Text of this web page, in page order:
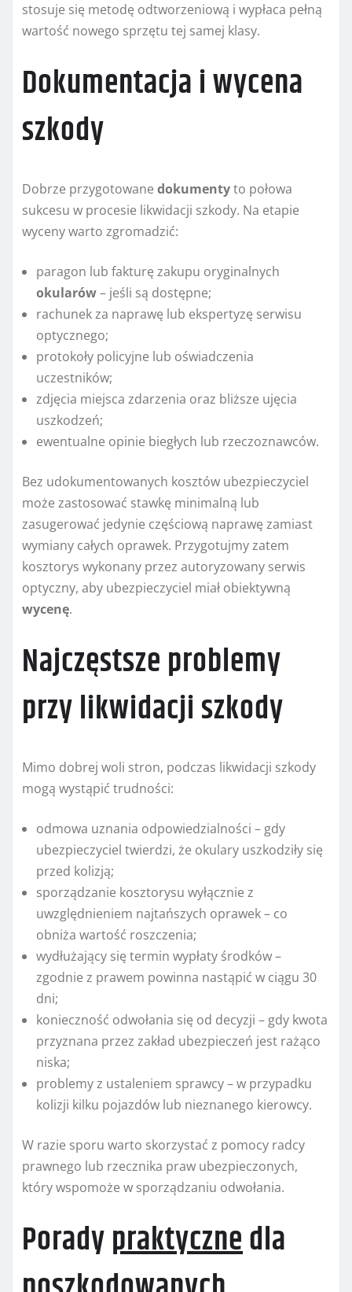
stosuje się metodę odtworzeniową i wypłaca pełną
wartość nowego sprzętu tej samej klasy.
Dokumentacja i wycena
szkody
Dobrze przygotowane dokumentyto połowa
sukcesu w procesie likwidacji szkody. Na etapie
wyceny warto zgromadzić:
paragon lub fakturę zakupu oryginalnych
okularów– jeśli są dostępne;
rachunek za naprawę lub ekspertyzę serwisu
optycznego;
protokoły policyjne lub oświadczenia
uczestników;
zdjęcia miejsca zdarzenia oraz bliższe ujęcia
uszkodzeń;
ewentualne opinie biegłych lub rzeczoznawców.
Bez udokumentowanych kosztów ubezpieczyciel
może zastosować stawkę minimalną lub
zasugerować jedynie częściową naprawę zamiast
wymiany całych oprawek. Przygotujmy zatem
kosztorys wykonany przez autoryzowany serwis
optyczny, aby ubezpieczyciel miał obiektywną
wycenę.
Najczęstsze problemy
przy likwidacji szkody
Mimo dobrej woli stron, podczas likwidacji szkody
mogą wystąpić trudności:
odmowa uznania odpowiedzialności – gdy
ubezpieczyciel twierdzi, że okulary uszkodziły się
przed kolizją;
sporządzanie kosztorysu wyłącznie z
uwzględnieniem najtańszych oprawek – co
obniża wartość roszczenia;
wydłużający się termin wypłaty środków –
zgodnie z prawem powinna nastąpić w ciągu 30
dni;
konieczność odwołania się od decyzji – gdy kwota
przyznana przez zakład ubezpieczeń jest rażąco
niska;
problemy z ustaleniem sprawcy – w przypadku
kolizji kilku pojazdów lub nieznanego kierowcy.
W razie sporu warto skorzystać z pomocy radcy
prawnego lub rzecznika praw ubezpieczonych,
który wspomoże w sporządzaniu odwołania.
Poradypraktycznedla